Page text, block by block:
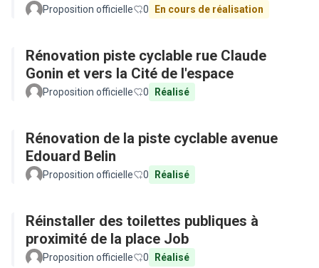
Proposition officielle 0 En cours de réalisation
Rénovation piste cyclable rue Claude
Gonin et vers la Cité de l'espace
Proposition officielle 0 Réalisé
Rénovation de la piste cyclable avenue
Edouard Belin
Proposition officielle 0 Réalisé
Réinstaller des toilettes publiques à
proximité de la place Job
Proposition officielle 0 Réalisé